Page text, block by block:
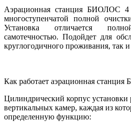
Аэрационная станция БИОЛОС 4
многоступенчатой полной
Установка отличается
самотечностью. Подойдет для
круглогодичного проживания, так
Как работает аэрационная
Цилиндрический корпус установки
вертикальных камер, каждая из
определенную функцию: